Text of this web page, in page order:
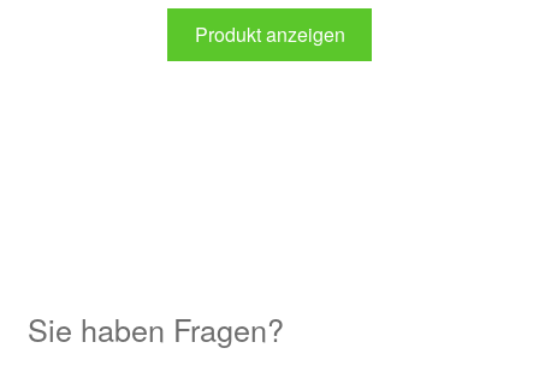
Produkt anzeigen
Sie haben Fragen?